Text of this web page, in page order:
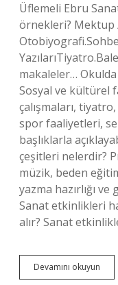
Üflemeli Ebru
örnekleri? Mektup
makaleler…
Sosyal ve kültürel
çalışmaları,
spor faaliyetleri,
başlıklarla
çeşitleri nelerdir?
müzik, beden
yazma hazırlığı
Sanat etkinlikleri
alır? Sanat
Devamını okuyun